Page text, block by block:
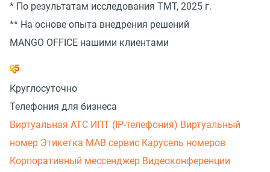
* По результатам исследования TMT, 2025 г.
** На основе опыта внедрения решений
MANGO OFFICE нашими клиентами
Круглосуточно
Телефония для бизнеса
Виртуальная АТС ИПТ (IP-телефония) Виртуальный
номер Этикетка МАВ сервис Карусель номеров
Корпоративный мессенджер Видеоконференции